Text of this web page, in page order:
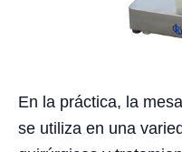
En la práctica, la
se utiliza en una